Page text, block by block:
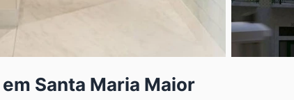
Santa Maria Maior